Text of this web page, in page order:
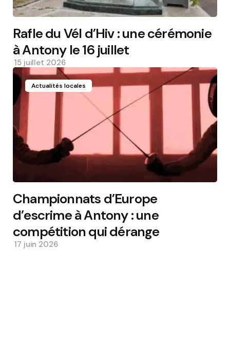
Rafle du Vél d’Hiv : une cérémonie
à Antony le 16 juillet
15 juillet 2026
Actualités locales
Championnats d’Europe
d’escrime à Antony : une
compétition qui dérange
17 juin 2026